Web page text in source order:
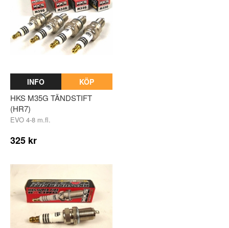
INFO KÖP
HKS M35G TÄNDSTIFT
(HR7)
EVO 4-8 m.fl.
325 kr